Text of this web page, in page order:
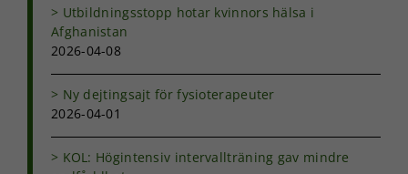
Utbildningsstopp hotar kvinnors hälsa i
Afghanistan
2026-04-08
Ny dejtingsajt för fysioterapeuter
2026-04-01
KOL: Högintensiv intervallträning gav mindre
Marknadsföring
surfar ökar du
personligt
anpassat innehåll
och erbjudanden.